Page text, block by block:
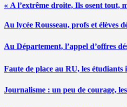
« A l’extrême droite, Ils osent tout,
Au lycée Rousseau, profs et élèves
Au Département, l’appel d’offres
Faute de place au RU, les
Journalisme : un peu de courage,